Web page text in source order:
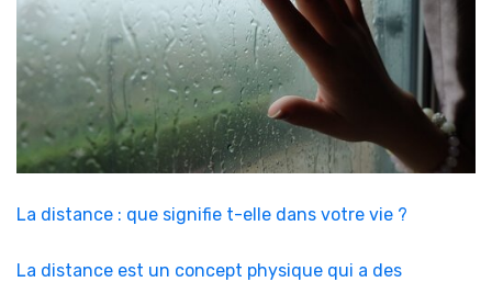
La distance : que signifie t-elle dans votre vie ?
La distance est un concept physique qui a des